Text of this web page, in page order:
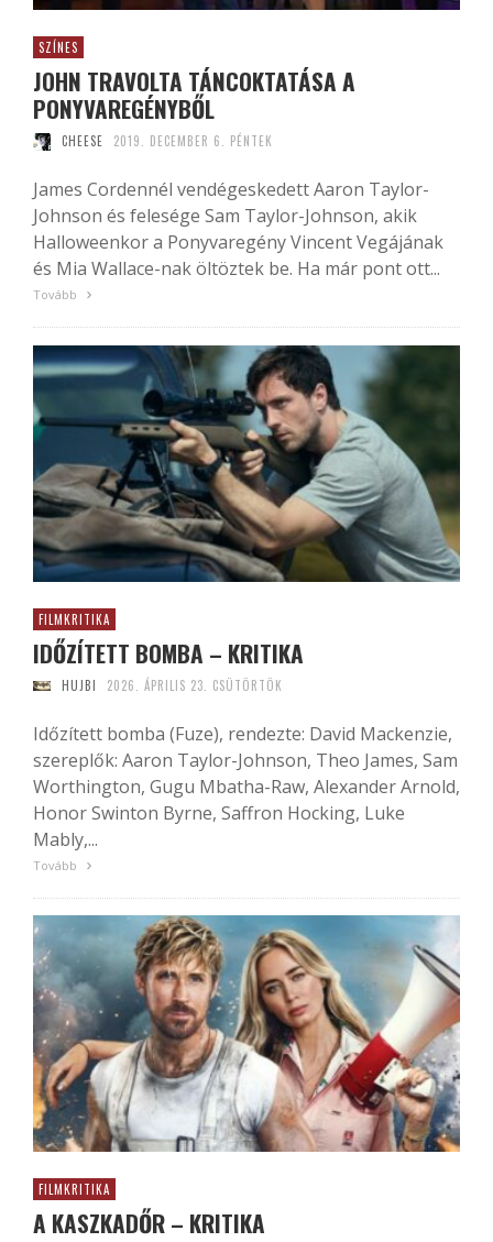
SZÍNES
JOHN TRAVOLTA TÁNCOKTATÁSA A
PONYVAREGÉNYBŐL
CHEESE 2019. DECEMBER 6. PÉNTEK
James Cordennél vendégeskedett Aaron Taylor-
Johnson és felesége Sam Taylor-Johnson, akik
Halloweenkor a Ponyvaregény Vincent Vegájának
és Mia Wallace-nak öltöztek be. Ha már pont ott...
Tovább
FILMKRITIKA
IDŐZÍTETT BOMBA – KRITIKA
HUJBI 2026. ÁPRILIS 23. CSÜTÖRTÖK
Időzített bomba (Fuze), rendezte: David Mackenzie,
szereplők: Aaron Taylor-Johnson, Theo James, Sam
Worthington, Gugu Mbatha-Raw, Alexander Arnold,
Honor Swinton Byrne, Saffron Hocking, Luke
Mably,...
Tovább
FILMKRITIKA
A KASZKADŐR – KRITIKA